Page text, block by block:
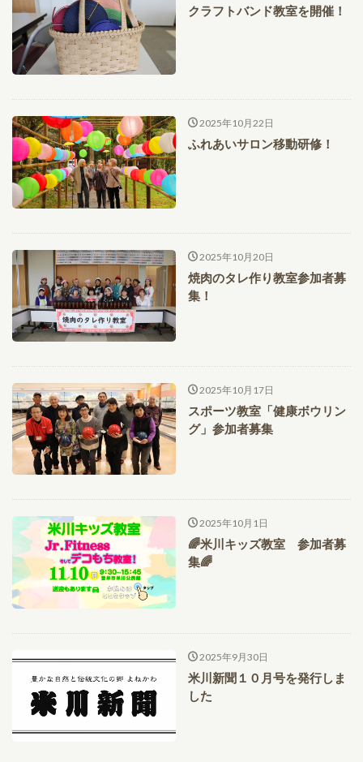
クラフトバンド教室を開催！
2025年10月22日
ふれあいサロン移動研修！
2025年10月20日
焼肉のタレ作り教室参加者募
集！
2025年10月17日
スポーツ教室「健康ボウリン
グ」参加者募集
2025年10月1日
🌈米川キッズ教室 参加者募
集🌈
2025年9月30日
米川新聞１０月号を発行しま
した